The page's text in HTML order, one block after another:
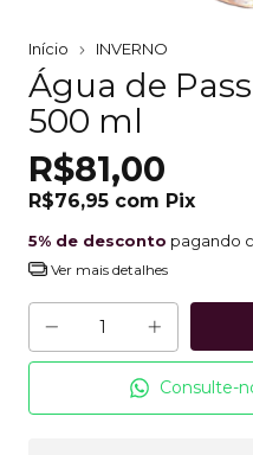
Início INVERNO
Água de
500 ml
R$81,00
R$76,95 com Pix
5% de desconto pagando
Ver mais detalhes
Consulte-